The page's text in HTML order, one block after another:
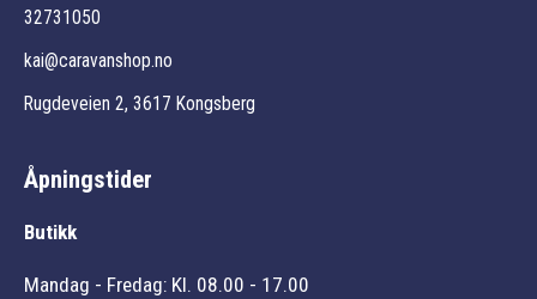
32731050
kai@caravanshop.no
Rugdeveien 2, 3617 Kongsberg
Åpningstider
Butikk
Mandag - Fredag: Kl. 08.00 - 17.00